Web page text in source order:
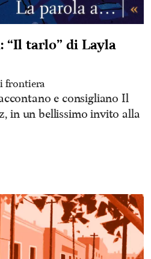
“Il tarlo” di Layla
frontiera
e consigliano Il
in un bellissimo invito alla